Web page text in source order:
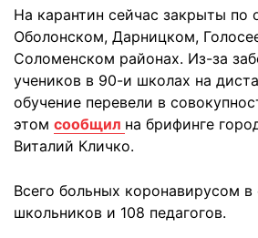
На карантин сейчас закрыты по
Оболонском, Дарницком,
Соломенском районах. Из-за
учеников в 90-и школах на
обучение перевели в
этом сообщил на брифинге
Виталий Кличко.
Всего больных коронавирусом
школьников и 108 педагогов.